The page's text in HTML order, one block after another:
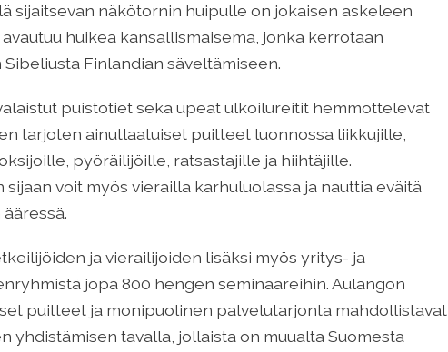
sijaitsevan näkötornin huipulle on jokaisen askeleen
avautuu huikea kansallismaisema, jonka kerrotaan
Finlandian säveltämiseen.
puistotiet sekä upeat ulkoilureitit hemmottelevat
tarjoten ainutlaatuiset puitteet luonnossa liikkujille,
pyöräilijöille, ratsastajille ja hiihtäjille.
voit myös vierailla karhuluolassa ja nauttia eväitä
ja vierailijoiden lisäksi myös yritys- ja
jopa 800 hengen seminaareihin. Aulangon
puitteet ja monipuolinen palvelutarjonta mahdollistavat
yhdistämisen tavalla, jollaista on muualta Suomesta